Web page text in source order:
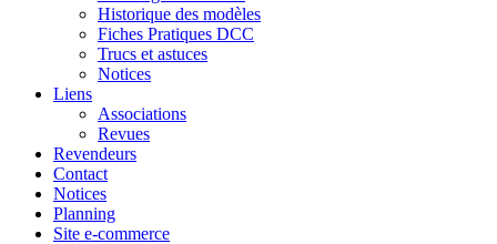
Historique des modèles
Fiches Pratiques DCC
Trucs et astuces
Notices
Liens
Associations
Revues
Revendeurs
Contact
Notices
Planning
Site e-commerce